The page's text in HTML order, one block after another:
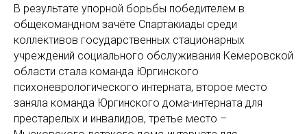
В результате упорной борьбы победителем в
общекомандном зачёте Спартакиады среди
коллективов государственных стационарных
учреждений социального обслуживания Кемеровской
области стала команда Юргинского
психоневрологического интерната, второе место
заняла команда Юргинского дома-интерната для
престарелых и инвалидов, третье место –